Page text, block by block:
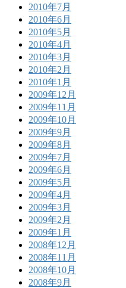
2010年7月
2010年6月
2010年5月
2010年4月
2010年3月
2010年2月
2010年1月
2009年12月
2009年11月
2009年10月
2009年9月
2009年8月
2009年7月
2009年6月
2009年5月
2009年4月
2009年3月
2009年2月
2009年1月
2008年12月
2008年11月
2008年10月
2008年9月